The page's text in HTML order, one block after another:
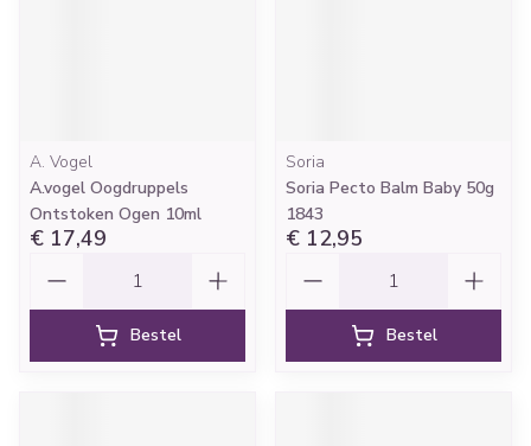
A. Vogel
A.vogel Oogdruppels
Ontstoken Ogen 10ml
€ 17,49
Bestel
Soria
Soria Pecto Balm Baby 50g
1843
€ 12,95
Bestel